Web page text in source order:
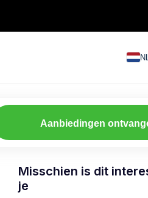
NL
Aanbiedingen
Misschien is dit
je